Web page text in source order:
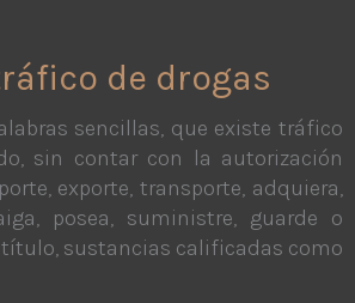
de drogas
sencillas, que existe tráfico
sin contar con la autorización
exporte, transporte, adquiera,
posea, suministre, guarde o
sustancias calificadas como